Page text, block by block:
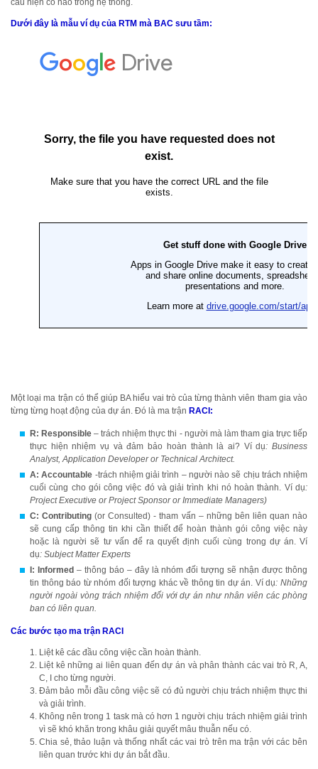
cầu hiện có nào trong hệ thống.
Dưới đây là mẫu ví dụ của RTM mà BAC sưu tầm:
Một loại ma trận có thể giúp BA hiểu vai trò của từng thành viên tham gia vào
từng từng hoạt động của dự án. Đó là ma trận RACI:
R: Responsible– trách nhiệm thực thi - người mà làm tham gia trực tiếp
thực hiện nhiệm vụ và đảm bảo hoàn thành là ai? Ví dụ: Business
Analyst, Application Developer or Technical Architect.
A: Accountable -trách nhiệm giải trình – người nào sẽ chịu trách nhiệm
cuối cùng cho gói công việc đó và giải trình khi nó hoàn thành. Ví dụ:
Project Executive or Project Sponsor or Immediate Managers)
C: Contributing (or Consulted) - tham vấn – những bên liên quan nào
sẽ cung cấp thông tin khi cần thiết để hoàn thành gói công việc này
hoặc là người sẽ tư vấn để ra quyết định cuối cùng trong dự án. Ví
dụ: Subject Matter Experts
I: Informed – thông báo – đây là nhóm đối tượng sẽ nhận được thông
tin thông báo từ nhóm đối tượng khác về thông tin dự án. Ví dụ: Những
người ngoài vòng trách nhiệm đối với dự án như nhân viên các phòng
ban có liên quan.
Các bước tạo ma trận RACI
Liệt kê các đầu công việc cần hoàn thành.
Liệt kê những ai liên quan đến dự án và phân thành các vai trò R, A,
C, I cho từng người.
Đảm bảo mỗi đầu công việc sẽ có đủ người chịu trách nhiệm thực thi
và giải trình.
Không nên trong 1 task mà có hơn 1 người chịu trách nhiệm giải trình
vì sẽ khó khăn trong khâu giải quyết mâu thuẫn nếu có.
Chia sẻ, thảo luận và thống nhất các vai trò trên ma trận với các bên
liên quan trước khi dự án bắt đầu.